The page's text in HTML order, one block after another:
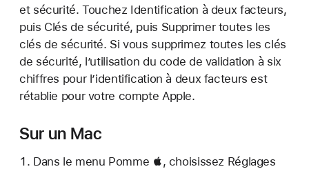
et sécurité. Touchez Identification à deux facteurs,
puis Clés de sécurité, puis Supprimer toutes les
clés de sécurité. Si vous supprimez toutes les clés
de sécurité, l’utilisation du code de validation à six
chiffres pour l’identification à deux facteurs est
rétablie pour votre compte Apple.
Sur un Mac
Dans le menu Pomme , choisissez Réglages